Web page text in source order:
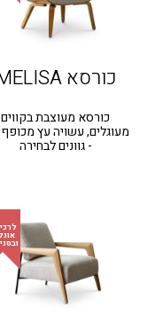
כורסא MELISA
כורסא מעוצבת בקווים
- גוונים לבחירה